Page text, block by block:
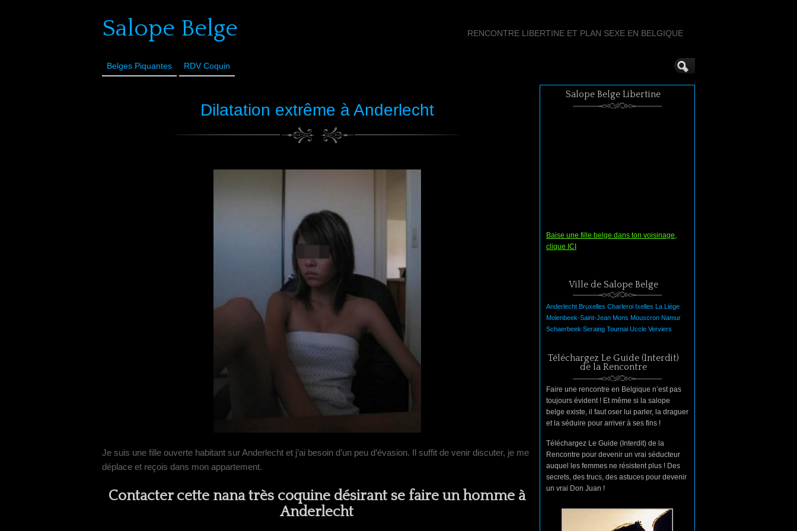
Salope Belge RENCONTRE LIBERTINE ET PLAN SEXE EN BELGIQUE
Belges Piquantes RDV Coquin
Dilatation extrême à Anderlecht
Je suis une fille ouverte habitant sur Anderlecht et j’ai besoin d’un peu d’évasion. Il suffit de venir discuter, je me
déplace et reçois dans mon appartement.
Contacter cette nana très coquine désirant se faire un homme à
Anderlecht
Salope Belge Libertine
Baise une fille belge dans ton voisinage,
clique ICI
Ville de Salope Belge
Anderlecht Bruxelles Charleroi Ixelles La Liège
Molenbeek-Saint-Jean Mons Mouscron Namur
Schaerbeek Seraing Tournai Uccle Verviers
Téléchargez Le Guide (Interdit)
de la Rencontre
Faire une rencontre en Belgique n’est pas
toujours évident ! Et même si la salope
belge existe, il faut oser lui parler, la draguer
et la séduire pour arriver à ses fins !
Téléchargez Le Guide (Interdit) de la
Rencontre pour devenir un vrai séducteur
auquel les femmes ne résistent plus ! Des
secrets, des trucs, des astuces pour devenir
un vrai Don Juan !